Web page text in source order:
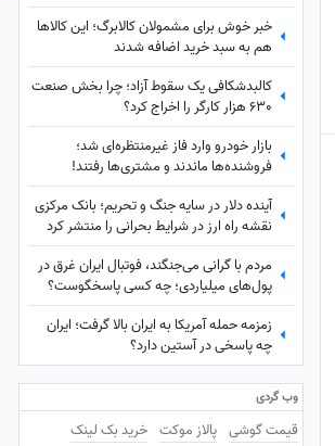
خبر خوش برای مشمولان کالابرگ؛ این کالاها
هم به سبد خرید اضافه شدند
کالبدشکافی یک سقوط آزاد؛ چرا بخش صنعت
630 هزار کارگر را اخراج کرد؟
بازار خودرو وارد فاز غیرمنتظره‌ای شد؛
فروشنده‌ها ماندند و مشتری‌ها رفتند!
آینده دلار در سایه جنگ و تحریم؛ بانک مرکزی
نقشه راه ارز در شرایط بحرانی را منتشر کرد
مردم با گرانی می‌جنگند، فوتبال ایران غرق در
پول‌های میلیاردی؛ چه کسی پاسخگوست؟
زمزمه حمله آمریکا به ایران بالا گرفت؛ ایران
چه پاسخی در آستین دارد؟
وب گردی
قیمت گوشی پالاز موکت خرید بک لینک